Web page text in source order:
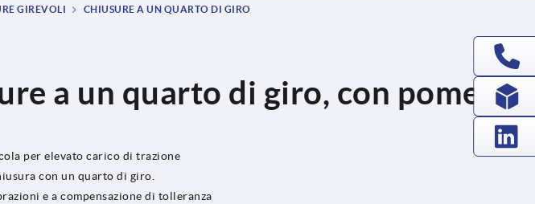
GIREVOLI
CHIUSURE A UN QUARTO DI GIRO
a un quarto di giro, con pomello
per elevato carico di trazione
con un quarto di giro.
e a compensazione di tolleranza